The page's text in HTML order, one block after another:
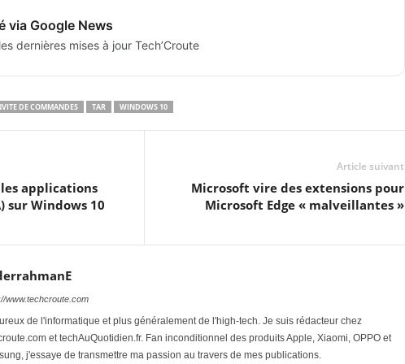
via Google News
dernières mises à jour Tech’Croute
DE COMMANDES TAR WINDOWS 10
applications
sur Windows 10
Article suivant
Microsoft vire des extensions pour
Microsoft Edge « malveillantes »
www.techcroute.com
de l'informatique et plus généralement de l'high-tech. Je suis rédacteur chez
et techAuQuotidien.fr. Fan inconditionnel des produits Apple, Xiaomi, OPPO et
j'essaye de transmettre ma passion au travers de mes publications.